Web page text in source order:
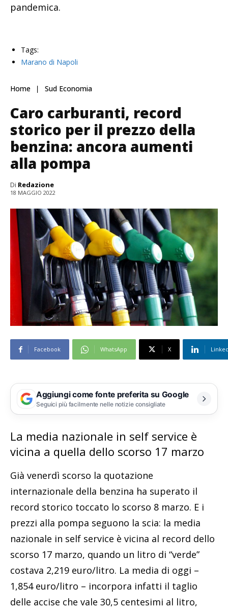
pandemica.
Tags:
Marano di Napoli
Home Sud Economia
Caro carburanti, record
storico per il prezzo della
benzina: ancora aumenti
alla pompa
Di Redazione
18 MAGGIO 2022
Facebook WhatsApp X
Aggiungi come fonte preferita su Google
Seguici più facilmente nelle notizie consigliate
La media nazionale in self service è
vicina a quella dello scorso 17 marzo
Già venerdì scorso la quotazione
internazionale della benzina ha superato il
record storico toccato lo scorso 8 marzo. E i
prezzi alla pompa seguono la scia: la media
nazionale in self service è vicina al record dello
scorso 17 marzo, quando un litro di “verde”
costava 2,219 euro/litro. La media di oggi –
1,854 euro/litro – incorpora infatti il taglio
delle accise che vale 30,5 centesimi al litro,